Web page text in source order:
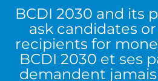
BCDI 2030 and its
ask candidates
recipients for
BCDI 2030 et ses
demandent